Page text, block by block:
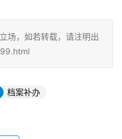
场，如若转载，请注明出
档案补办